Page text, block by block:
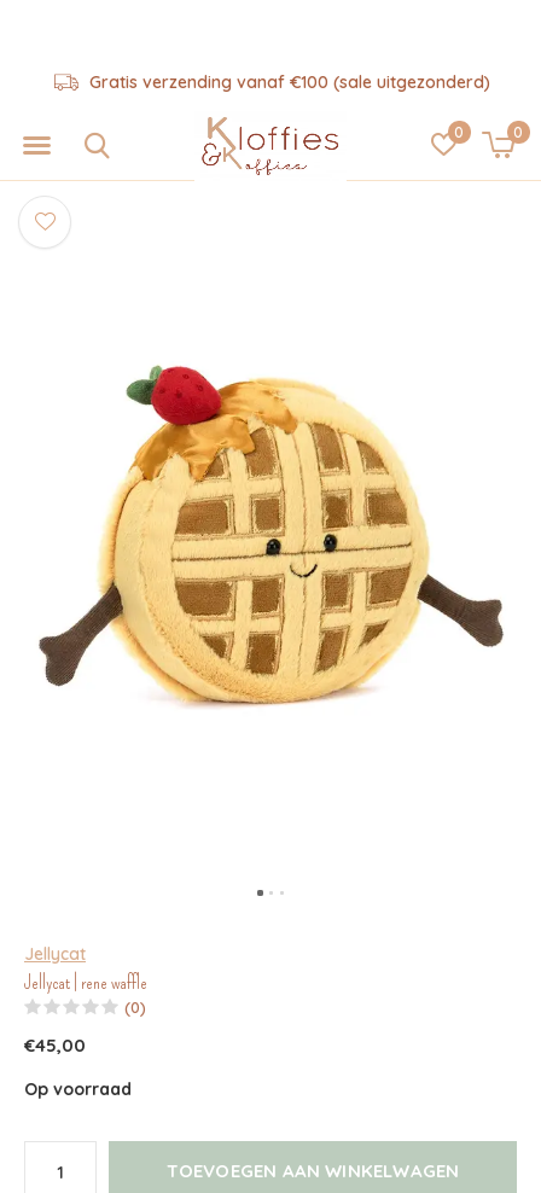
0 0
Gratis verzending vanaf €100 (sale uitgezonderd)
Jellycat
Jellycat | rene waffle
(0)
€45,00
Op voorraad
TOEVOEGEN AAN WINKELWAGEN